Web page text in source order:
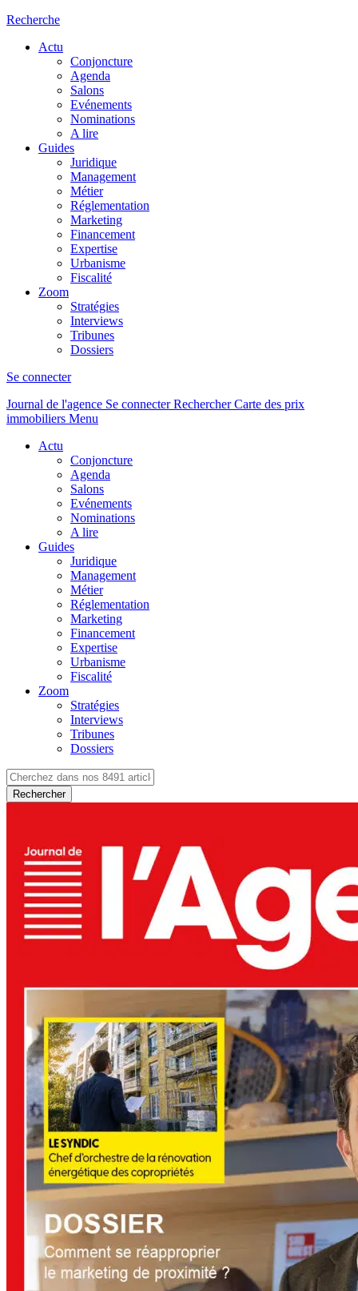
Recherche
Actu
Conjoncture
Agenda
Salons
Evénements
Nominations
A lire
Guides
Juridique
Management
Métier
Réglementation
Marketing
Financement
Expertise
Urbanisme
Fiscalité
Zoom
Stratégies
Interviews
Tribunes
Dossiers
Se connecter
Journal de l'agence Se connecterRechercher Carte des prix
immobiliers Menu
Actu
Conjoncture
Agenda
Salons
Evénements
Nominations
A lire
Guides
Juridique
Management
Métier
Réglementation
Marketing
Financement
Expertise
Urbanisme
Fiscalité
Zoom
Stratégies
Interviews
Tribunes
Dossiers
Rechercher